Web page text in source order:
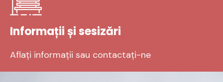
Informații și sesizări
Aflați informații sau contactați-ne